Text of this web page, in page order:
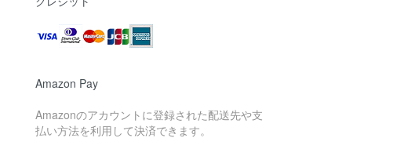
Amazon Pay
Amazonのアカウントに登録された配送先や支
払い方法を利用して決済できます。